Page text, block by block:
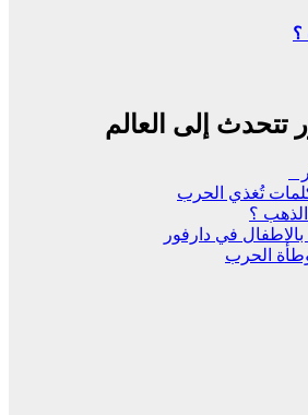
؟
تتحدث إلى العالم
تُغذي الحرب
؟
في دارفور
الحرب